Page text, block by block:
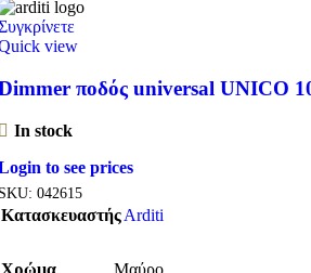
view
ποδός universal UNICO
In stock
to see prices
042615
ΚατασκευαστήςArditi